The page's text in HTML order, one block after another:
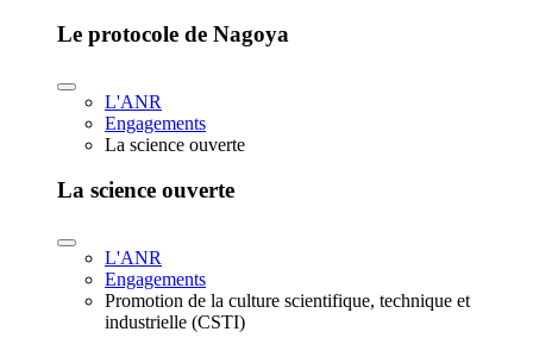
Le protocole de Nagoya
L'ANR
Engagements
La science ouverte
La science ouverte
L'ANR
Engagements
Promotion de la culture scientifique, technique et
industrielle (CSTI)